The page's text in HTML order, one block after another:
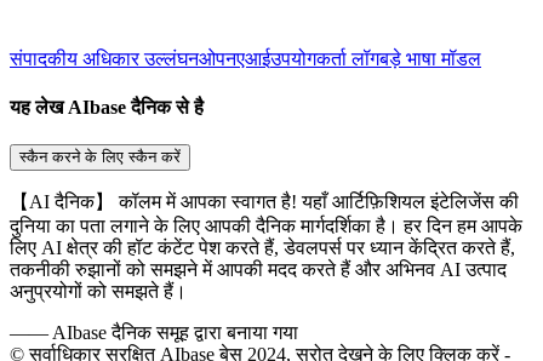
संपादकीय अधिकार उल्लंघनओपनएआईउपयोगकर्ता लॉगबड़े भाषा मॉडल
यह लेख AIbase दैनिक से है
स्कैन करने के लिए स्कैन करें
【AI दैनिक】 कॉलम में आपका स्वागत है! यहाँ आर्टिफ़िशियल इंटेलिजेंस की
दुनिया का पता लगाने के लिए आपकी दैनिक मार्गदर्शिका है। हर दिन हम आपके
लिए AI क्षेत्र की हॉट कंटेंट पेश करते हैं, डेवलपर्स पर ध्यान केंद्रित करते हैं,
तकनीकी रुझानों को समझने में आपकी मदद करते हैं और अभिनव AI उत्पाद
अनुप्रयोगों को समझते हैं।
—— AIbase दैनिक समूह द्वारा बनाया गया
© सर्वाधिकार सुरक्षित AIbase बेस 2024, स्रोत देखने के लिए क्लिक करें -